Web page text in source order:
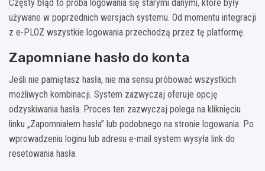
Częsty błąd to próba logowania się starymi danymi, które były
używane w poprzednich wersjach systemu. Od momentu integracji
z e-PLOZ wszystkie logowania przechodzą przez tę platformę.
Zapomniane hasło do konta
Jeśli nie pamiętasz hasła, nie ma sensu próbować wszystkich
możliwych kombinacji. System zazwyczaj oferuje opcję
odzyskiwania hasła. Proces ten zazwyczaj polega na kliknięciu
linku „Zapomniałem hasła” lub podobnego na stronie logowania. Po
wprowadzeniu loginu lub adresu e-mail system wysyła link do
resetowania hasła.